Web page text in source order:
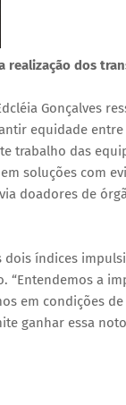
realização dos
Gonçalves
equidade
trabalho das
soluções com
doadores de
índices
“Entendemos a
em condições
ganhar essa